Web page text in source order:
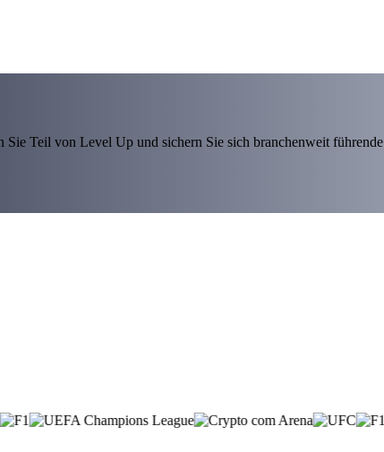
Teil von Level Up und sichern Sie sich branchenweit führende